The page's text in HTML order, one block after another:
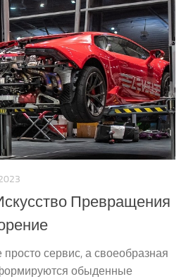
Превращения
сервис, а своеобразная
обыденные